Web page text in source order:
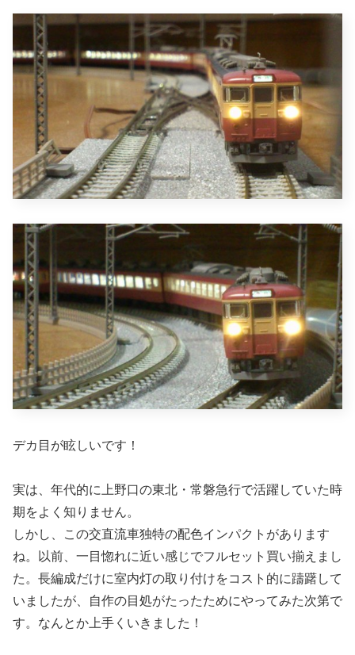
デカ目が眩しいです！
実は、年代的に上野口の東北・常磐急行で活躍していた時
期をよく知りません。
しかし、この交直流車独特の配色インパクトがあります
ね。以前、一目惚れに近い感じでフルセット買い揃えまし
た。長編成だけに室内灯の取り付けをコスト的に躊躇して
いましたが、自作の目処がたったためにやってみた次第で
す。なんとか上手くいきました！